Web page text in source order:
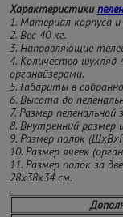
Характеристики
1. Материал корпуса
2. Вес 40 кг.
3. Направляющие
4. Количество шухляд
органайзерами.
5. Габариты в
6. Высота до
7. Размер
8. Внутренний
9. Размер полок
10. Размер ячеек
11. Размер полок за
28х38х34 см.